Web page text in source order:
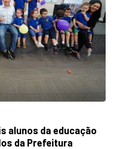
alunos da educação
da Prefeitura